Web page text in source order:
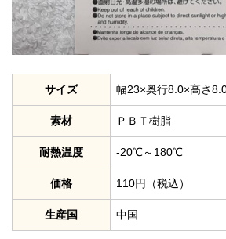
サイズ 幅23×奥行8.0×高さ
素材 ＰＢＴ樹脂
耐熱温度 -20℃～180℃
価格 110円（税込）
生産国 中国